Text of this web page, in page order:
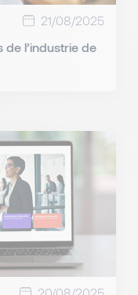
21/08/2025
de l’industrie de